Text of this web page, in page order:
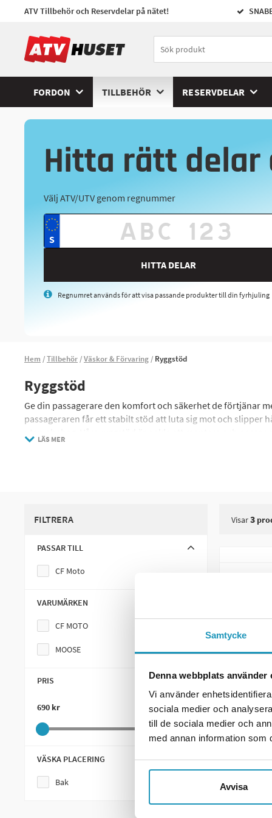
Samtycke
Denna webbplats använder
Vi använder
sociala medier och
till de sociala medier och
med annan information som
Avvisa
ATV Tillbehör och Reservdelar på nätet!
FORDON TILLBEHÖR RESERVDELAR
Hitta rätt delar
Välj ATV/UTV genom regnummer
HITTA DELAR
Regnumret används för att visa passande produkter till din fyrhjuling
Hem Tillbehör Väskor & Förvaring Ryggstöd
Ryggstöd
Ge din passagerare den komfort och säkerhet de förtjänar
passageraren får ett stabilt stöd att luta sig mot och slipper
ATV.
LÄS MER
FILTRERA
PASSAR TILL
CF Moto
VARUMÄRKEN
CF MOTO
MOOSE
PRIS
690 kr 1 996 kr
VÄSKA PLACERING
Bak
Visar3
Moose
690
1 I